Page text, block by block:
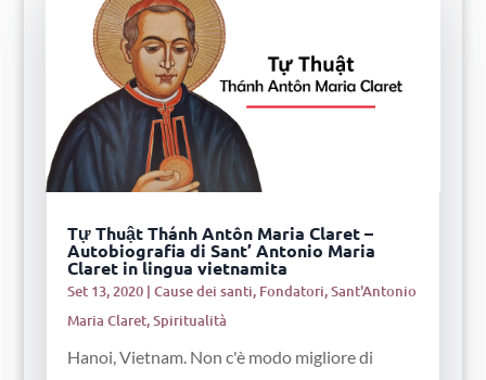
Tự Thuật Thánh Antôn Maria Claret –
Autobiografia di Sant’ Antonio Maria
Claret in lingua vietnamita
Set 13, 2020| Cause dei santi, Fondatori,Sant'Antonio
Maria Claret,Spiritualità
Hanoi, Vietnam. Non c'è modo migliore di